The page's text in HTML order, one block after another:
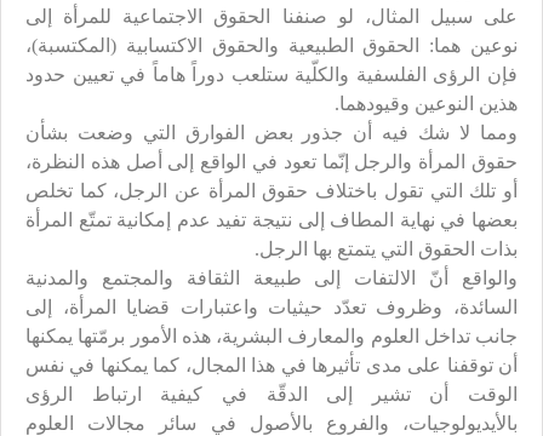
على سبيل المثال، لو صنفنا الحقوق الاجتماعية للمرأة إلى
نوعين هما: الحقوق الطبيعية والحقوق الاكتسابية (المكتسبة)،
فإن الرؤى الفلسفية والكلّية ستلعب دوراً هاماً في تعيين حدود
هذين النوعين وقيودهما.
ومما لا شك فيه أن جذور بعض الفوارق التي وضعت بشأن
حقوق المرأة والرجل إنّما تعود في الواقع إلى أصل هذه النظرة،
أو تلك التي تقول باختلاف حقوق المرأة عن الرجل، كما تخلص
بعضها في نهاية المطاف إلى نتيجة تفيد عدم إمكانية تمتّع المرأة
بذات الحقوق التي يتمتع بها الرجل.
والواقع أنّ الالتفات إلى طبيعة الثقافة والمجتمع والمدنية
السائدة، وظروف تعدّد حيثيات واعتبارات قضايا المرأة، إلى
جانب تداخل العلوم والمعارف البشرية، هذه الأمور برمّتها يمكنها
أن توقفنا على مدى تأثيرها في هذا المجال، كما يمكنها في نفس
الوقت أن تشير إلى الدقّة في كيفية ارتباط الرؤى
بالأيديولوجيات، والفروع بالأصول في سائر مجالات العلوم